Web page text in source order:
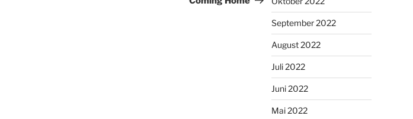
September 2022
August 2022
Juli 2022
Juni 2022
Mai 2022